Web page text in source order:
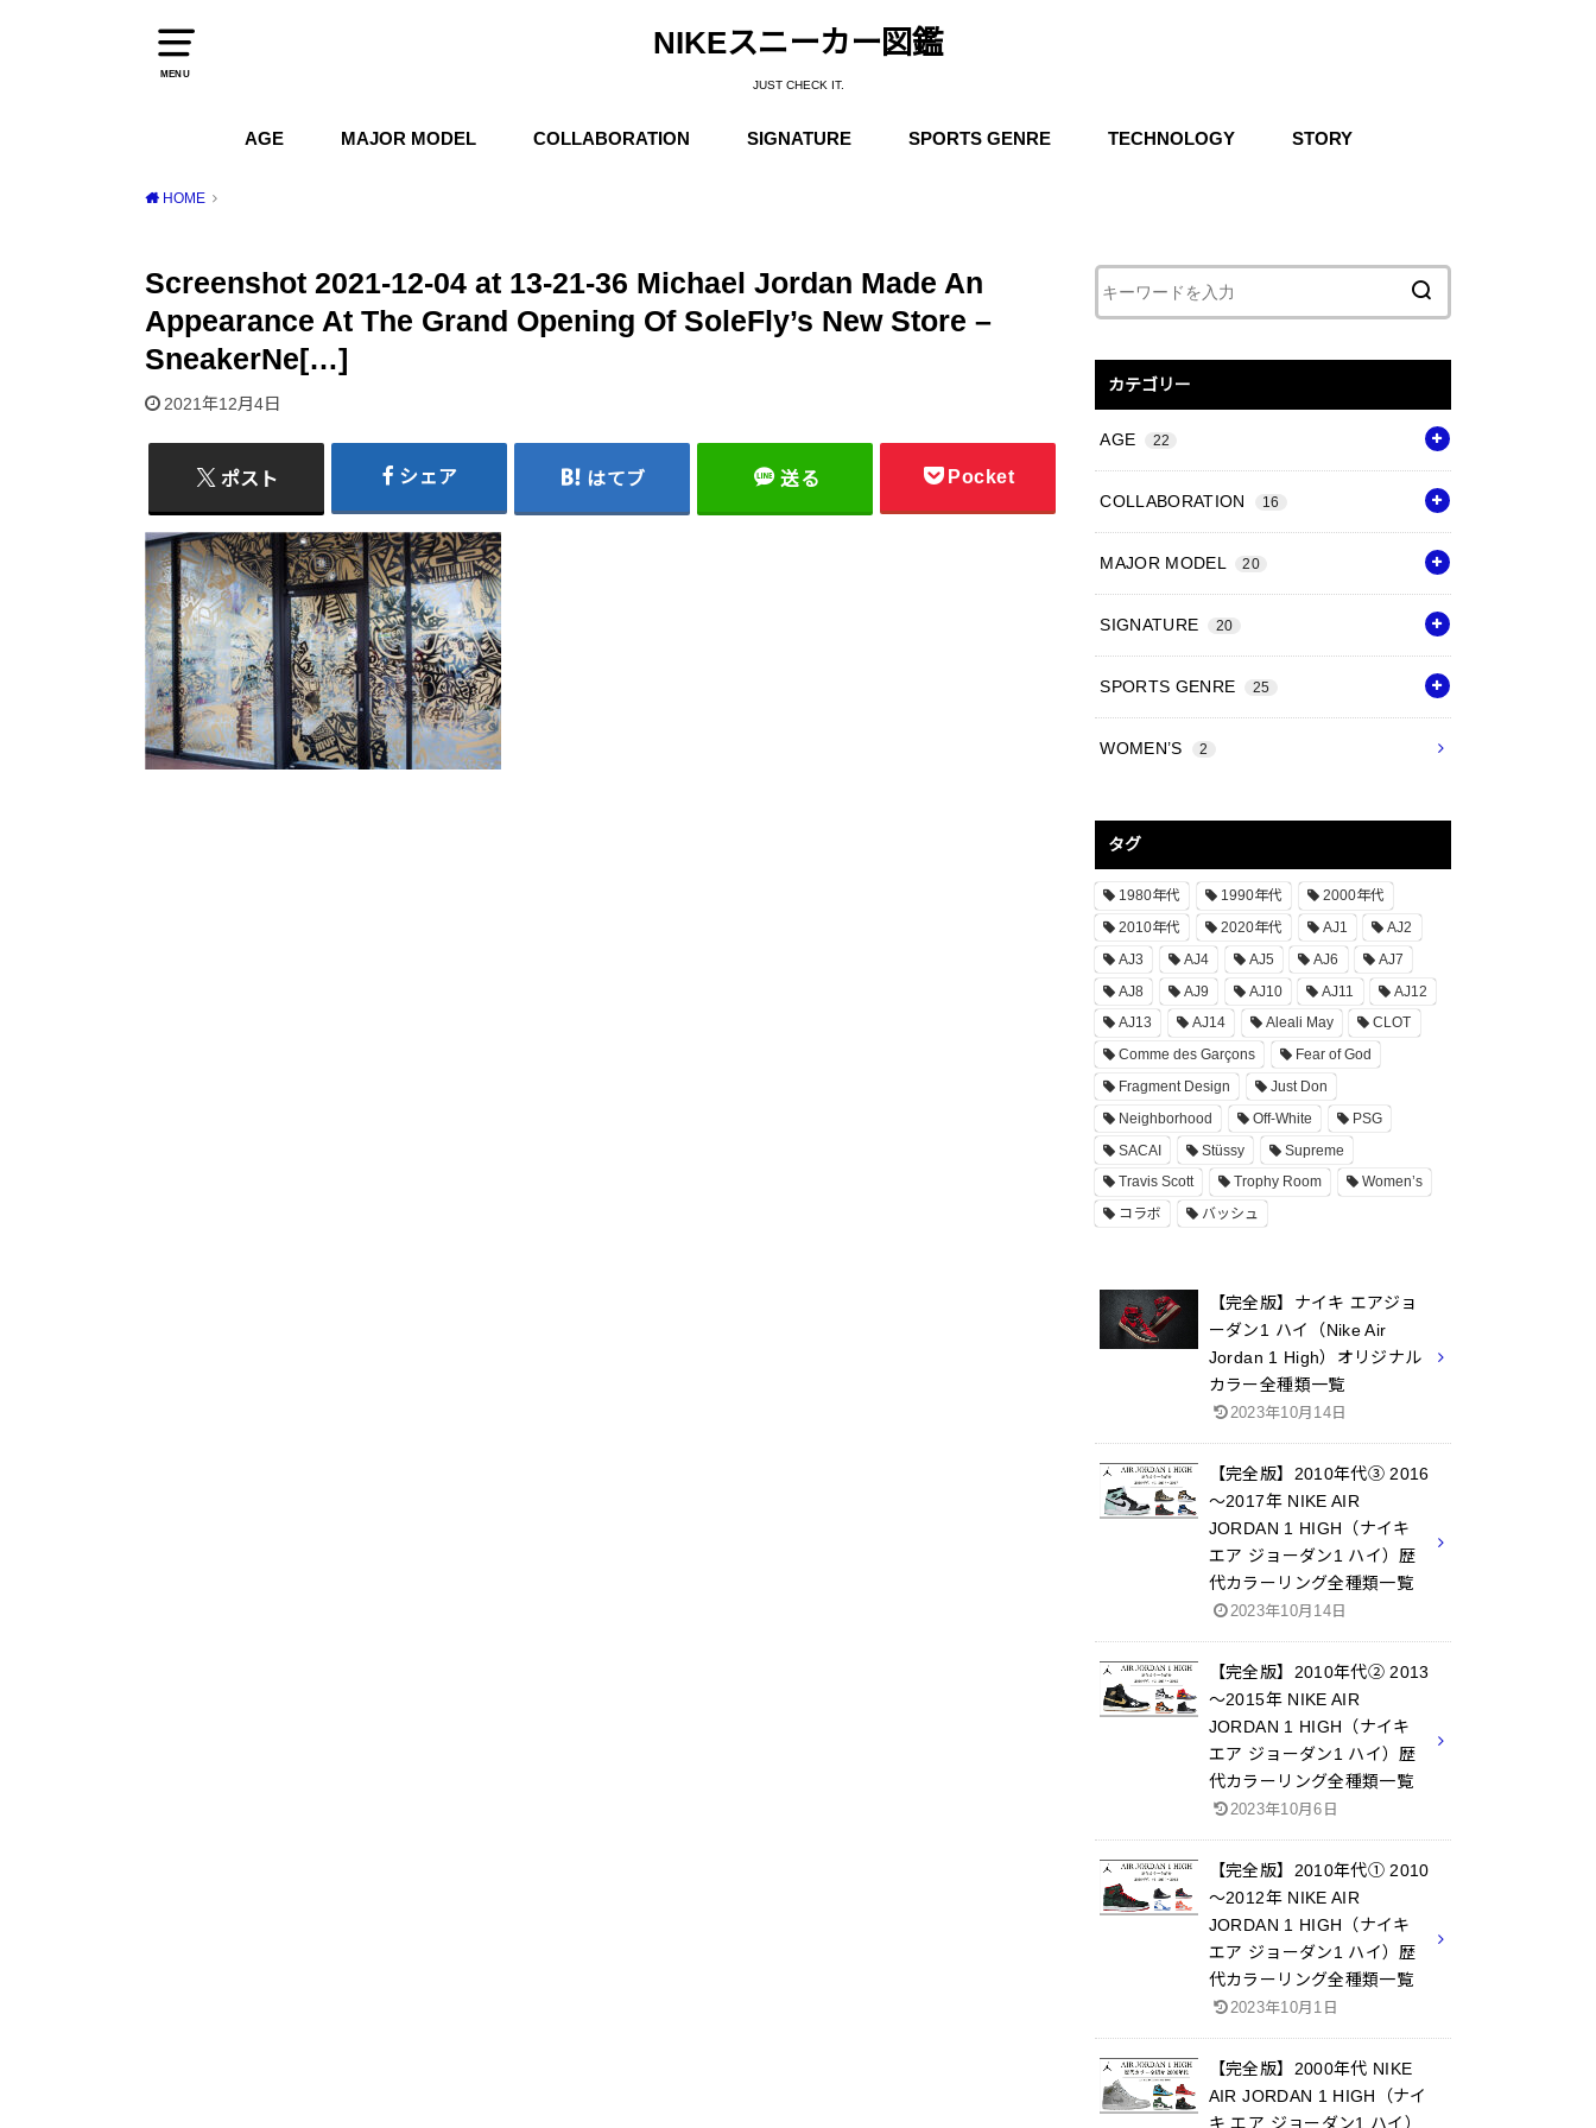
MENU
NIKEスニーカー図鑑
JUST CHECK IT.
AGE MAJOR MODEL COLLABORATION SIGNATURE SPORTS GENRE TECHNOLOGY STORY
HOME
Screenshot 2021-12-04 at 13-21-36 Michael Jordan Made An
Appearance At The Grand Opening Of SoleFly’s New Store –
SneakerNe[…]
2021年12月4日
ポスト シェア はてブ 送る Pocket
カテゴリー
AGE 22
COLLABORATION 16
MAJOR MODEL 20
SIGNATURE 20
SPORTS GENRE 25
WOMEN’S 2
タグ
1980年代 1990年代
2000年代
2010年代
2020年代 AJ1
AJ2
AJ3
AJ4 AJ5 AJ6
AJ7
AJ8
AJ9 AJ10 AJ11
AJ12
AJ13
AJ14 Aleali May
CLOT
Comme des Garçons
Fear of God
Fragment Design
Just Don
Neighborhood
Off-White
PSG
SACAI
Stüssy
Supreme
Travis Scott
Trophy Room
Women’s
コラボ
バッシュ
【完全版】ナイキ エアジョ
ーダン1 ハイ（Nike Air
Jordan 1 High）オリジナル
カラー全種類一覧
2023年10月14日
【完全版】2010年代③ 2016
～2017年 NIKE AIR
JORDAN 1 HIGH（ナイキ
エア ジョーダン1 ハイ）歴
代カラーリング全種類一覧
2023年10月14日
【完全版】2010年代② 2013
～2015年 NIKE AIR
JORDAN 1 HIGH（ナイキ
エア ジョーダン1 ハイ）歴
代カラーリング全種類一覧
2023年10月6日
【完全版】2010年代① 2010
～2012年 NIKE AIR
JORDAN 1 HIGH（ナイキ
エア ジョーダン1 ハイ）歴
代カラーリング全種類一覧
2023年10月1日
【完全版】2000年代 NIKE
AIR JORDAN 1 HIGH（ナイ
キ エア ジョーダン1 ハイ）